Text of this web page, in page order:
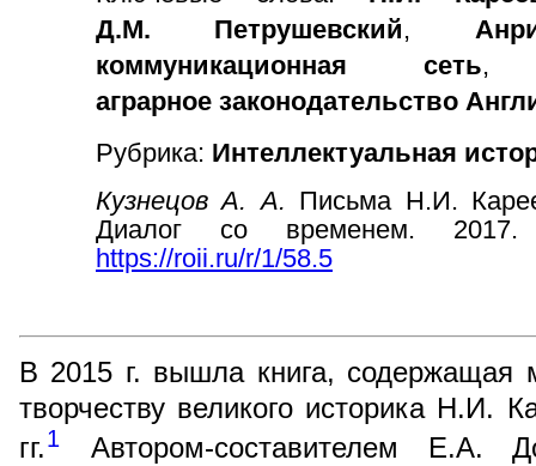
Д.М. Петрушевский,
коммуникационная сеть
аграрное законодательство
Рубрика: Интеллектуальная
Кузнецов А. А. Письма Н.И.
Диалог со временем.
https://roii.ru/r/1/58.5
В 2015 г. вышла книга, содержащая
творчеству великого историка Н.И.
гг.1
Автором-составителем Е.А.